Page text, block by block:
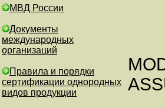
МВД России
Документы
международных
организаций
Правила и порядки
сертификации однородных
видов продукции